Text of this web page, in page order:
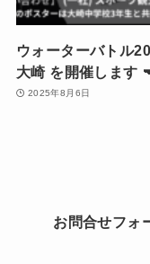
ウォーターバトル
大崎 を開催します
2025年8月6日
お問合せフォ